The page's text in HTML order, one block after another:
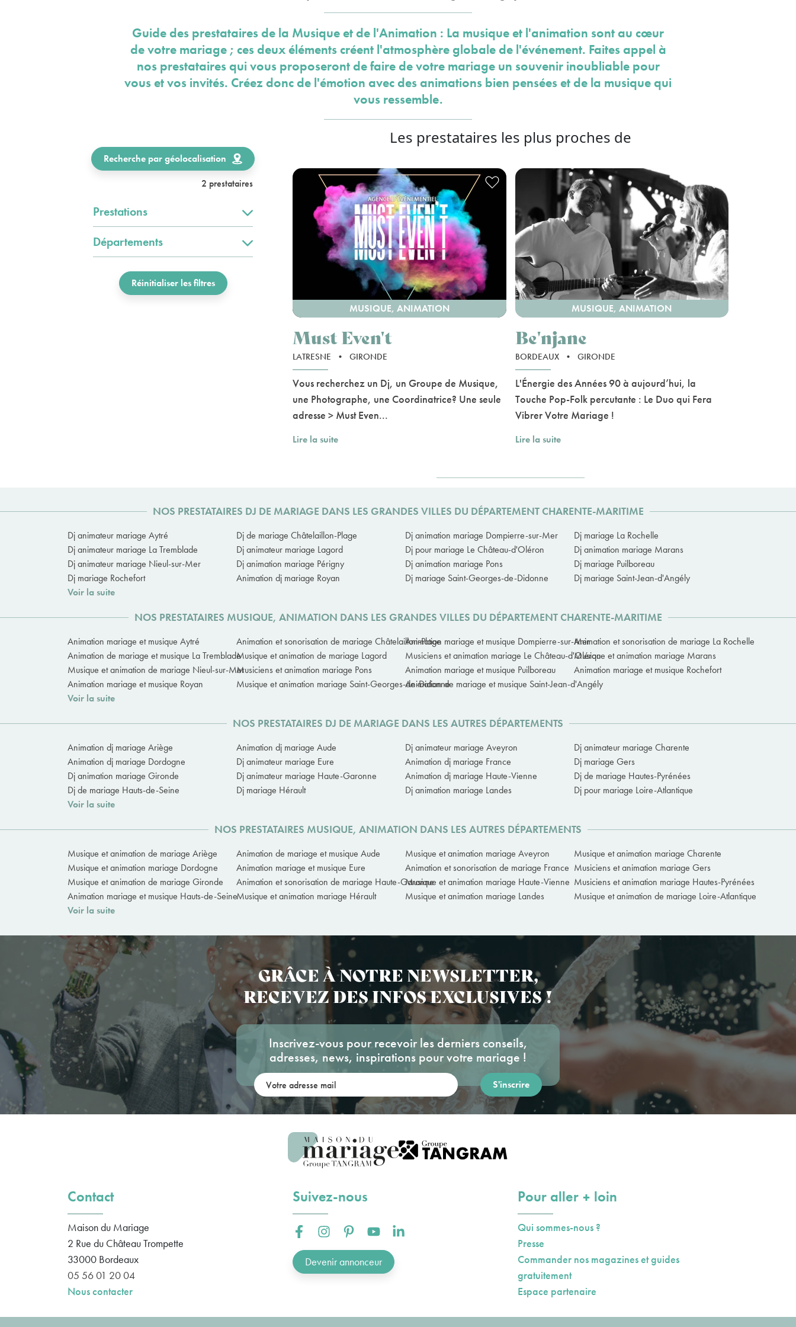
Guide des prestataires de la Musique et de l'Animation : La musique et l'animation sont au cœur
de votre mariage ; ces deux éléments créent l'atmosphère globale de l'événement. Faites appel à
nos prestataires qui vous proposeront de faire de votre mariage un souvenir inoubliable pour
vous et vos invités. Créez donc de l'émotion avec des animations bien pensées et de la musique qui
vous ressemble.
Recherche par géolocalisation
2 prestataires
Prestations
Départements
Réinitialiser les filtres
Les prestataires les plus proches de
MUSIQUE, ANIMATION
Must Even't
LATRESNE • GIRONDE
Vous recherchez un Dj, un Groupe de Musique,
une Photographe, une Coordinatrice? Une seule
adresse > Must Even...
Lire la suite
MUSIQUE, ANIMATION
Be'njane
BORDEAUX • GIRONDE
L'Énergie des Années 90 à aujourd’hui, la
Touche Pop-Folk percutante : Le Duo qui Fera
Vibrer Votre Mariage !
Lire la suite
NOS PRESTATAIRES DJ DE MARIAGE DANS LES GRANDES VILLES DU DÉPARTEMENT CHARENTE-MARITIME
Dj animateur mariage Aytré Dj de mariage Châtelaillon-Plage Dj animation mariage Dompierre-sur-Mer
Dj mariage La Rochelle
Dj animateur mariage La Tremblade
Dj animateur mariage Lagord Dj pour mariage Le Château-d'Oléron
Dj animation mariage Marans
Dj animateur mariage Nieul-sur-Mer
Dj animation mariage Périgny Dj animation mariage Pons
Dj mariage Puilboreau
Dj mariage Rochefort
Animation dj mariage Royan Dj mariage Saint-Georges-de-Didonne
Dj mariage Saint-Jean-d'Angély
Voir la suite
NOS PRESTATAIRES MUSIQUE, ANIMATION DANS LES GRANDES VILLES DU DÉPARTEMENT CHARENTE-MARITIME
Animation mariage et musique Aytré Animation et sonorisation de mariage Châtelaillon-PlageAnimation mariage et musique Dompierre-sur-MerAnimation et sonorisation de mariage La Rochelle
Animation de mariage et musique La TrembladeMusique et animation de mariage Lagord Musiciens et animation mariage Le Château-d'OléronMusique et animation mariage Marans
Musique et animation de mariage Nieul-sur-MerMusiciens et animation mariage Pons Animation mariage et musique Puilboreau
Animation mariage et musique Rochefort
Animation mariage et musique Royan
Musique et animation mariage Saint-Georges-de-DidonneAnimation de mariage et musique Saint-Jean-d'Angély
Voir la suite
NOS PRESTATAIRES DJ DE MARIAGE DANS LES AUTRES DÉPARTEMENTS
Animation dj mariage Ariège Animation dj mariage Aude Dj animateur mariage Aveyron
Dj animateur mariage Charente
Animation dj mariage Dordogne
Dj animateur mariage Eure Animation dj mariage France
Dj mariage Gers
Dj animation mariage Gironde
Dj animateur mariage Haute-Garonne Animation dj mariage Haute-Vienne
Dj de mariage Hautes-Pyrénées
Dj de mariage Hauts-de-Seine
Dj mariage Hérault Dj animation mariage Landes
Dj pour mariage Loire-Atlantique
Voir la suite
NOS PRESTATAIRES MUSIQUE, ANIMATION DANS LES AUTRES DÉPARTEMENTS
Musique et animation de mariage Ariège Animation de mariage et musique Aude Musique et animation mariage Aveyron
Musique et animation mariage Charente
Musique et animation mariage Dordogne
Animation mariage et musique Eure Animation et sonorisation de mariage France Musiciens et animation mariage Gers
Musique et animation de mariage Gironde
Animation et sonorisation de mariage Haute-GaronneMusique et animation mariage Haute-Vienne Musiciens et animation mariage Hautes-Pyrénées
Animation mariage et musique Hauts-de-SeineMusique et animation mariage Hérault Musique et animation mariage Landes
Musique et animation de mariage Loire-Atlantique
Voir la suite
GRÂCE À NOTRE NEWSLETTER,
RECEVEZ DES INFOS EXCLUSIVES !
Inscrivez-vous pour recevoir les derniers conseils,
adresses, news, inspirations pour votre mariage !
Votre adresse mail:
Contact
Maison du Mariage
2 Rue du Château Trompette
33000 Bordeaux
05 56 01 20 04
Nous contacter
Suivez-nous
Facebook :Instagram :Pinterest :Youtube :Linkedin :
Devenir annonceur
Pour aller plusloin
Qui sommes-nous ?
Presse
Commander nos magazines et guides
gratuitement
Espace partenaire